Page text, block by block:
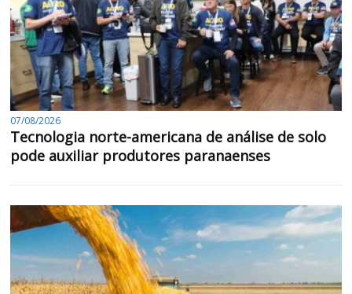
07/08/2026
Tecnologia norte-americana de análise de solo
pode auxiliar produtores paranaenses